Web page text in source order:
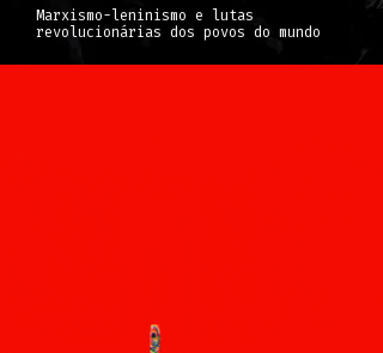
Marxismo-leninismo e lutas
revolucionárias dos povos do mundo